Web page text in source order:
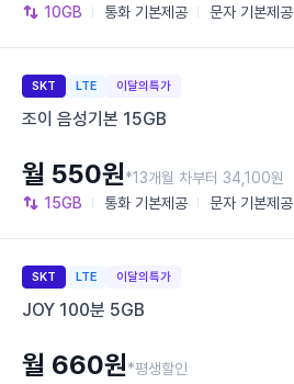
10GB 통화 기본제공 문자 기본제공
SKT LTE 이달의특가
조이 음성기본 15GB
15GB 통화 기본제공 문자 기본제공
월 550원*13개월 차부터 34,100원
SKT LTE 이달의특가
JOY 100분 5GB
월 660원*평생할인